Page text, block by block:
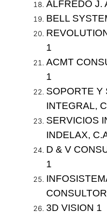
ALFREDO J.
BELL
1
ACMT
1
SOPORTE Y
INTEGRAL,
SERVICIOS
INDELAX,
D & V
1
3D VISION 1